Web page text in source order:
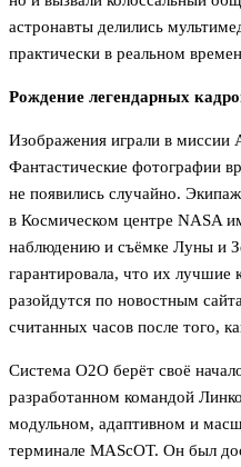
астронавты делились
практически в реальном
Рождение легендарных
Изображения играли в миссии
Фантастические фотографии
не появились случайно.
в Космическом центре NASA
наблюдению и съёмке Луны и
гарантировала, что их
разойдутся по новостным
считанных часов после того,
Система O2O берёт своё
разработанном командой
модульном, адаптивном и
терминале MAScOT. Он был